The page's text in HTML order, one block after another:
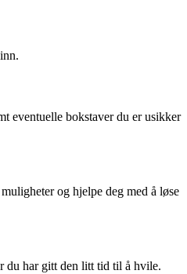
eventuelle bokstaver du er usikker
og hjelpe deg med å løse
du har gitt den litt tid til å hvile.